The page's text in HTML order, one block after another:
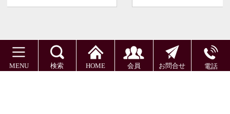
MENU 検索 HOME 会員 お問合せ 電話